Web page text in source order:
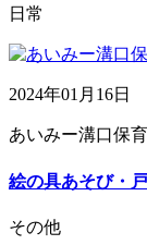
日常
2024年01月16日
あいみー溝口保
絵の具あそび・
その他